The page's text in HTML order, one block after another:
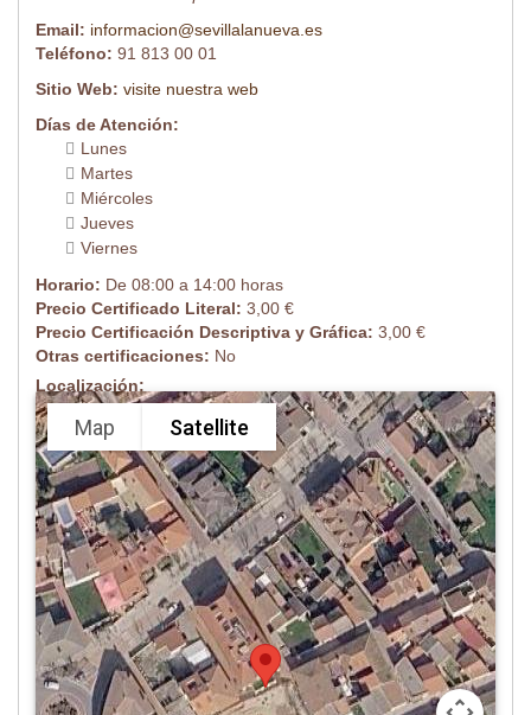
Email: informacion@sevillalanueva.es
Teléfono: 91 813 00 01
Sitio Web: visite nuestra web
Días de Atención:
Lunes
Martes
Miércoles
Jueves
Viernes
Horario: De 08:00 a 14:00 horas
Precio Certificado Literal: 3,00 €
Precio Certificación Descriptiva y Gráfica: 3,00 €
Otras certificaciones: No
Localización:
Map Satellite